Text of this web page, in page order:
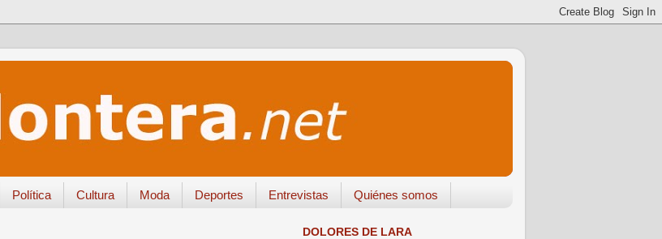
Política Cultura Moda Deportes Entrevistas Quiénes somos
DOLORES DE LARA